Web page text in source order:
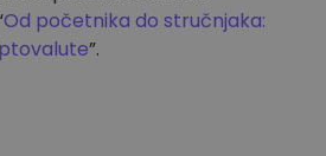
Od početnika do stručnjaka:
”.